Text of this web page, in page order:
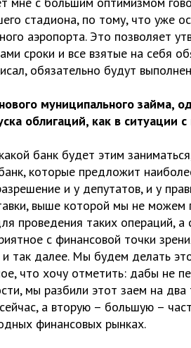
стадиона, по тому, что уже
аэропорта. Это позволяет
сроки и все взятые на себя
обязательно будут
муниципального займа,
облигаций, как в
банк будет этим
которые предложит
и у депутатов, и у
выше которой мы не можем
проведения таких операций,
с финансовой точки
и так далее. Мы будем делать
что хочу отметить: дабы не
мы разбили этот заем на
а вторую – большую –
финансовых рынках.